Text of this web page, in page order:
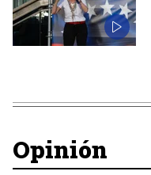
Opinión